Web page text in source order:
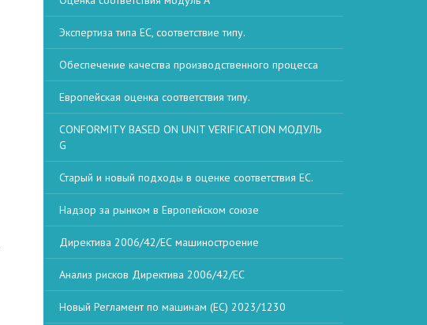
Экспертиза типа ЕС, соответствие типу.
Обеспечение качества производственного процесса
Европейская оценка соответствия типу.
CONFORMITY BASED ON UNIT VERIFICATION МОДУЛЬ
G
Старый и новый подходы в оценке соответствия ЕС.
Надзор за рынком в Европейском союзе
Директива 2006/42/ЕС машиностроение
Анализ рисков Директива 2006/42/ЕС
Новый Регламент по машинам (ЕС) 2023/1230